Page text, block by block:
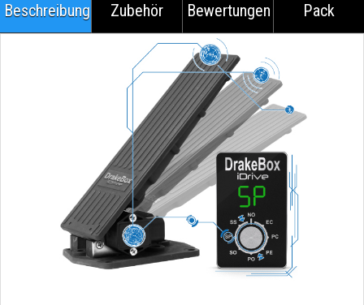
Beschreibung Zubehör Bewertungen Pack